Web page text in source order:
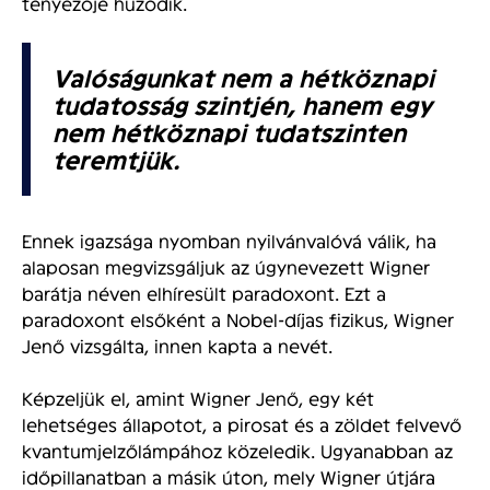
Valóságunkat nem a hétköznapi
tudatosság szintjén, hanem egy
nem hétköznapi tudatszinten
teremtjük.
Ennek igazsága nyomban nyilvánvalóvá válik, ha
alaposan megvizsgáljuk az úgynevezett Wigner
barátja néven elhíresült paradoxont. Ezt a
paradoxont elsőként a Nobel-díjas fizikus, Wigner
Jenő vizsgálta, innen kapta a nevét.
Képzeljük el, amint Wigner Jenő, egy két
lehetséges állapotot, a pirosat és a zöldet felvevő
kvantumjelzőlámpához közeledik. Ugyanabban az
időpillanatban a másik úton, mely Wigner útjára